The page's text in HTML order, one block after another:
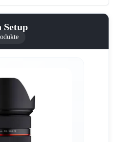
Setup